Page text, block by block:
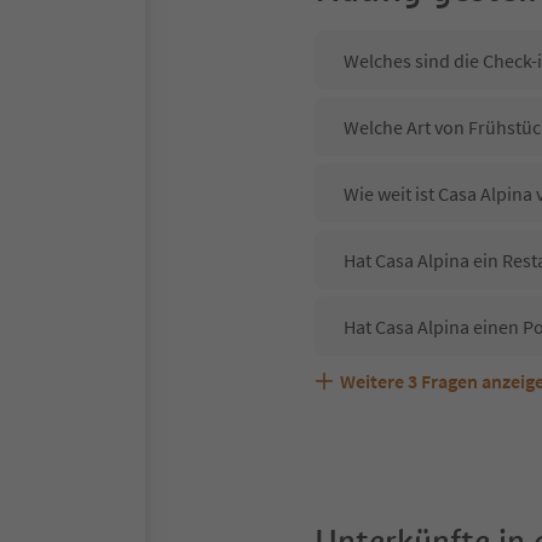
Welches sind die
Welche Art von
Wie weit ist Casa
Hat Casa Alpina ein
Hat Casa Alpina einen
Sind Haustiere in der
Welche Services bietet
Weitere 3 Fragen